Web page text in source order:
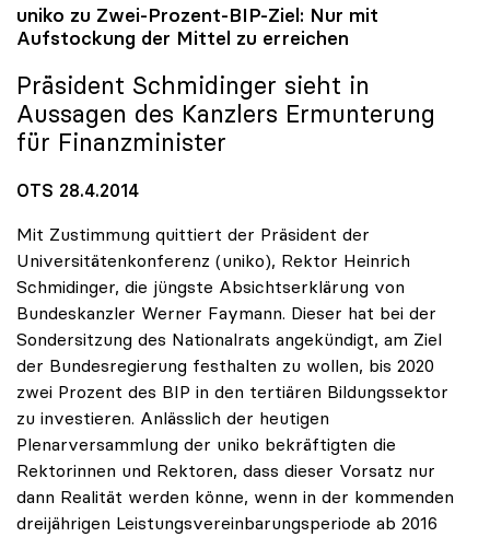
uniko zu Zwei-Prozent-BIP-Ziel: Nur mit
Aufstockung der Mittel zu erreichen
Präsident Schmidinger sieht in
Aussagen des Kanzlers Ermunterung
für Finanzminister
OTS 28.4.2014
Mit Zustimmung quittiert der Präsident der
Universitätenkonferenz (uniko), Rektor Heinrich
Schmidinger, die jüngste Absichtserklärung von
Bundeskanzler Werner Faymann. Dieser hat bei der
Sondersitzung des Nationalrats angekündigt, am Ziel
der Bundesregierung festhalten zu wollen, bis 2020
zwei Prozent des BIP in den tertiären Bildungssektor
zu investieren. Anlässlich der heutigen
Plenarversammlung der uniko bekräftigten die
Rektorinnen und Rektoren, dass dieser Vorsatz nur
dann Realität werden könne, wenn in der kommenden
dreijährigen Leistungsvereinbarungsperiode ab 2016